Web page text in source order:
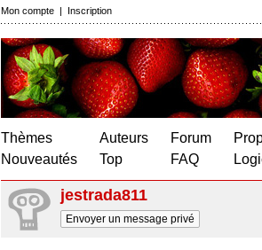
Mon compte | Inscription
Thèmes
Nouveautés
Auteurs
Top
Forum
FAQ
jestrada811
Envoyer un message privé